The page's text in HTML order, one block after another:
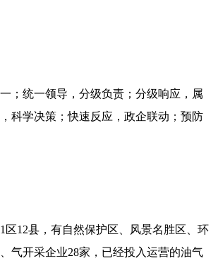
；统一领导，分级负责；分级响应，属
科学决策；快速反应，政企联动；预防
区12县，有自然保护区、风景名胜区、环
气开采企业28家，已经投入运营的油气